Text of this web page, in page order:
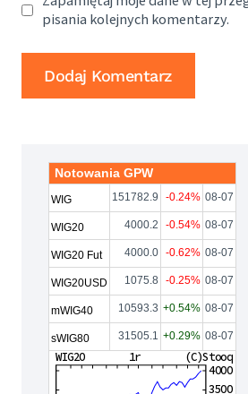
pisania kolejnych komentarzy.
Notowania GPW
WIG 151782.9 -0.24% 08-07
WIG20 4000.2 -0.54% 08-07
WIG20 Fut 4000.0 -0.62% 08-07
WIG20USD 1075.8 -0.25% 08-07
mWIG40 10593.3 +0.54% 08-07
sWIG80 31505.1 +0.29% 08-07